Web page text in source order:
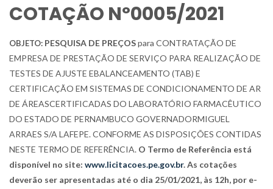
COTAÇÃO Nº0005/2021
OBJETO: PESQUISA DE PREÇOSpara CONTRATAÇÃO DE
EMPRESA DE PRESTAÇÃO DE SERVIÇO PARA REALIZAÇÃO DE
TESTES DE AJUSTE EBALANCEAMENTO (TAB) E
CERTIFICAÇÃO EM SISTEMAS DE CONDICIONAMENTO DE AR
DE ÁREASCERTIFICADAS DO LABORATÓRIO FARMACÊUTICO
DO ESTADO DE PERNAMBUCO GOVERNADORMIGUEL
ARRAES S/A LAFEPE. CONFORME AS DISPOSIÇÕES CONTIDAS
NESTE TERMO DE REFERÊNCIA. O Termo de Referência está
disponível no site: www.licitacoes.pe.gov.br. As cotações
deverão ser apresentadas até o dia 25/01/2021, às 12h, por e-